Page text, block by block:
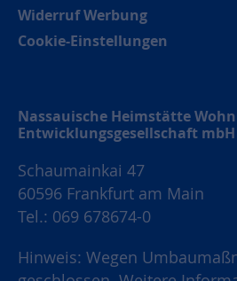
Widerruf Werbung
Cookie-Einstellungen
Nassauische Heimstätte
Entwicklungsgesellschaft mbH
Schaumainkai 47
60596 Frankfurt am Main
Tel.: 069 678674-0
Hinweis: Wegen